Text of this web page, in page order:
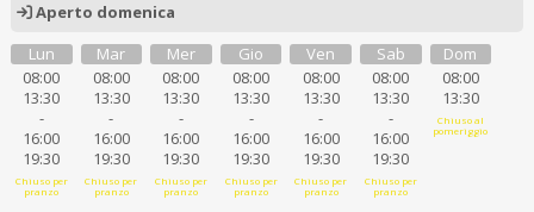
Aperto domenica
Lun
08:00
13:30
-
16:00
19:30
Chiuso per
pranzo
Mar
08:00
13:30
-
16:00
19:30
Chiuso per
pranzo
Mer
08:00
13:30
-
16:00
19:30
Chiuso per
pranzo
Gio
08:00
13:30
-
16:00
19:30
Chiuso per
pranzo
Ven
08:00
13:30
-
16:00
19:30
Chiuso per
pranzo
Sab
08:00
13:30
-
16:00
19:30
Chiuso per
pranzo
Dom
08:00
13:30
Chiuso al
pomeriggio